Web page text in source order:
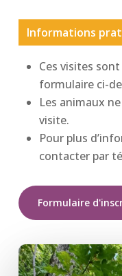
Informations
Ces visites
formulaire ci-
Les animaux
visite.
Pour plus
contacter par
Formulaire